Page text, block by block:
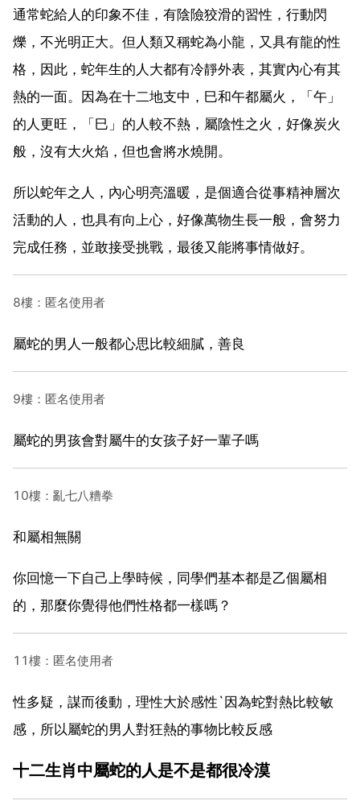
通常蛇給人的印象不佳，有陰險狡滑的習性，行動閃
爍，不光明正大。但人類又稱蛇為小龍，又具有龍的性
格，因此，蛇年生的人大都有冷靜外表，其實內心有其
熱的一面。因為在十二地支中，巳和午都屬火，「午」
的人更旺，「巳」的人較不熱，屬陰性之火，好像炭火
般，沒有大火焰，但也會將水燒開。
所以蛇年之人，內心明亮溫暖，是個適合從事精神層次
活動的人，也具有向上心，好像萬物生長一般，會努力
完成任務，並敢接受挑戰，最後又能將事情做好。
8樓：匿名使用者
屬蛇的男人一般都心思比較細膩，善良
9樓：匿名使用者
屬蛇的男孩會對屬牛的女孩子好一輩子嗎
10樓：亂七八糟拳
和屬相無關
你回憶一下自己上學時候，同學們基本都是乙個屬相
的，那麼你覺得他們性格都一樣嗎？
11樓：匿名使用者
性多疑，謀而後動，理性大於感性`因為蛇對熱比較敏
感，所以屬蛇的男人對狂熱的事物比較反感
十二生肖中屬蛇的人是不是都很冷漠